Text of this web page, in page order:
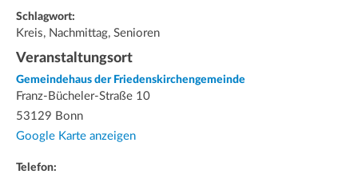
Schlagwort:
Kreis, Nachmittag, Senioren
Veranstaltungsort
Gemeindehaus der Friedenskirchengemeinde
Franz-Bücheler-Straße 10
53129 Bonn
Google Karte anzeigen
Telefon: